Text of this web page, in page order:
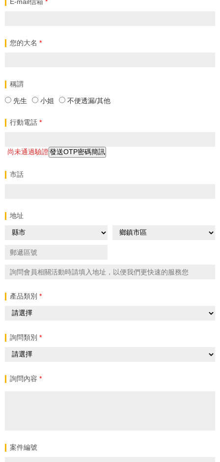
您的大名 *
稱謂
先生 小姐 不便透漏/其他
行動電話 *
尚未通過驗證發送OTP密碼簡訊
市話
地址
產品類別 *
詢問類別 *
詢問內容 *
案件編號